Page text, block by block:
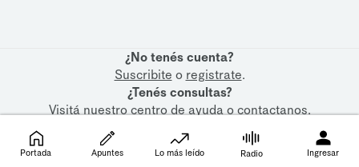
¿No tenés cuenta?
Suscribite o registrate.
¿Tenés consultas?
Visitá nuestrocentro de ayudaocontactanos.
Portada Apuntes Lo más leído Radio Ingresar